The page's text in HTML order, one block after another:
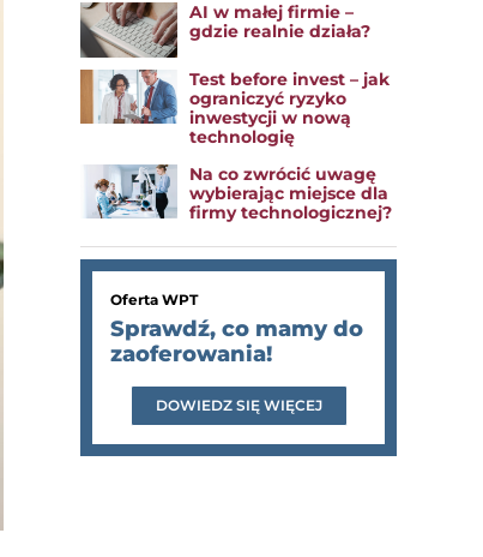
AI w małej firmie –
gdzie realnie działa?
Test before invest – jak
ograniczyć ryzyko
inwestycji w nową
technologię
Na co zwrócić uwagę
wybierając miejsce dla
firmy technologicznej?
Oferta WPT
Sprawdź, co mamy do
zaoferowania!
DOWIEDZ SIĘ WIĘCEJ